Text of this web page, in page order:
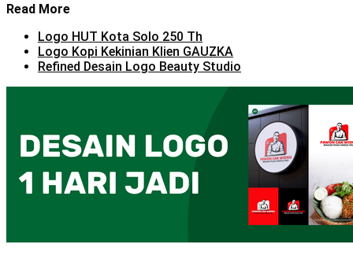
Read More
Logo HUT Kota Solo 250 Th
Logo Kopi Kekinian Klien GAUZKA
Refined Desain Logo Beauty Studio